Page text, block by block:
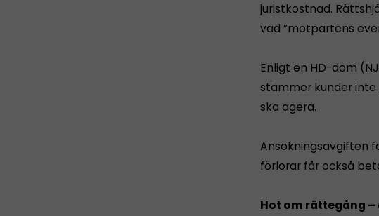
juristkostnad.
vad ”motpartens
Enligt en HD-dom
stämmer kunder
ska agera.
Ansökningsavgiften
förlorar får också
Hot om rättegång